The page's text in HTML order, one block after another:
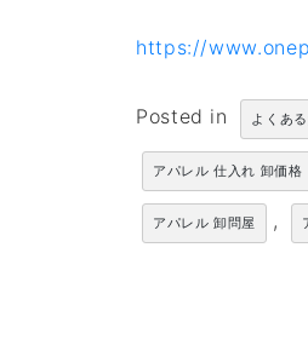
https://
Posted in よくあ
アパレル 仕入れ 卸価格
アパレル 卸問屋 ,